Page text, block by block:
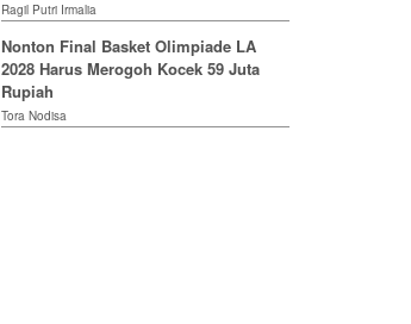
Ragil Putri Irmalia
Nonton Final Basket Olimpiade LA
2028 Harus Merogoh Kocek 59 Juta
Rupiah
Tora Nodisa